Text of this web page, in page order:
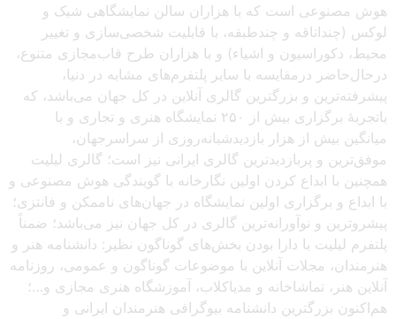
هوش مصنوعی است که با هزاران سالن نمایشگاهی شیک و
لوکس (چنداتاقه و چندطبقه، با قابلیت شخصی‌سازی و تغییر
محیط، دکوراسیون و اشیاء) و با هزاران طرح قاب‌مجازی متنوع،
درحال‌حاضر درمقایسه با سایر پلتفرم‌های مشابه در دنیا،
پیشرفته‌ترین و بزرگترین گالری آنلاین در کل جهان می‌باشد، که
باتجربهٔ برگزاری بیش از ۲۵۰ نمایشگاه هنری و تجاری و با
میانگین بیش از هزار بازدیدشبانه‌روزی از سراسرجهان،
موفق‌ترین و پربازدیدترین گالری ایرانی نیز است؛ گالری لیلیت
همچنین با ابداع کردن اولین نگارخانه با گویندگی هوش مصنوعی و
با ابداع و برگزاری اولین نمایشگاه در جهان‌های ناممکن و فانتزی؛
پیشروترین و نوآورانه‌ترین گالری در کل جهان نیز می‌باشد؛ ضمناً
پلتفرم لیلیت با دارا بودن بخش‌های گوناگون نظیر: دانشنامه هنر و
هنرمندان، مجلات آنلاین با موضوعات گوناگون و عمومی، روزنامه
آنلاین هنر، تماشاخانه و مدیاکلاب، آموزشگاه هنری مجازی و…؛
هم‌اکنون بزرگترین دانشنامه بیوگرافی هنرمندان ایرانی و